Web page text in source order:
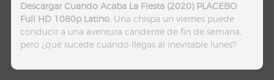
Descargar Cuando Acaba La Fiesta (2020) PLACEBO
Full HD 1080p Latino. Una chispa un viernes puede
conducir a una aventura candente de fin de semana,
pero ¿qué sucede cuando llegas al inevitable lunes?